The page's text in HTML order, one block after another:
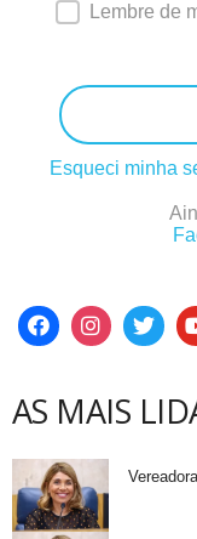
Lembre de
Esqueci minha
AS MAIS